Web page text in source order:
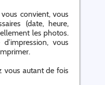
convient, vous
(date, heure,
les photos.
vous
vous autant de fois